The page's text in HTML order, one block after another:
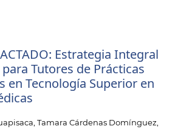
Estrategia Integral
Tutores de Prácticas
en Tecnología Superior en
Tamara Cárdenas Domínguez,